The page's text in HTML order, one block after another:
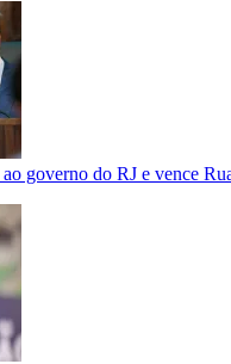
governo do RJ e vence